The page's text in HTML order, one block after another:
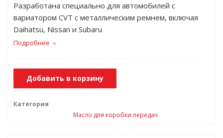
Разработана специально для автомобилей с
вариатором CVT с металлическим ремнем, включая
Daihatsu, Nissan и Subaru
Подробнее
Добавить в корзину
Категория
Масло для коробки передач